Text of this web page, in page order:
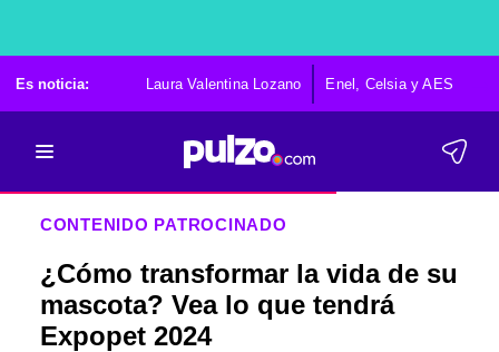
Es noticia: Laura Valentina Lozano Enel, Celsia y AES
CONTENIDO PATROCINADO
¿Cómo transformar la vida de su
mascota? Vea lo que tendrá
Expopet 2024